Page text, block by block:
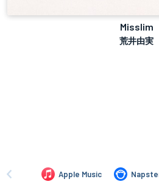
Misslim
荒井由実
Apple Music